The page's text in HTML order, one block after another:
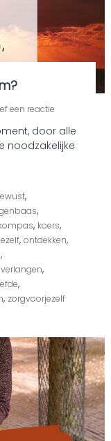
t
e
l
n
t
e
w
n
een reactieo
C
o
H
e
i
m
e
e
o
m
?
door alle
noodzakelijke
,
,
, koers,
, ontdekken,
,
verlangen,
,
, zorgvoorjezelf